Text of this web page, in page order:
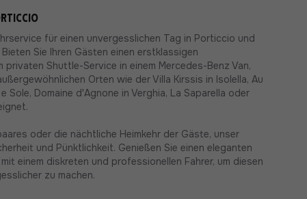
für einen unvergesslichen Tag in Porticcio und
Sie Ihren Gästen einen erstklassigen
Shuttle-Service in einem Mercedes-Benz Van,
Orten wie der Villa Kirssis in Isolella, Au
Sole, Domaine d'Agnone in Verghia, La Saparella oder
oder die nächtliche Heimkehr der Gäste, unser
und Pünktlichkeit. Genießen Sie einen eleganten
einem diskreten und professionellen Fahrer, um diesen
zu machen.